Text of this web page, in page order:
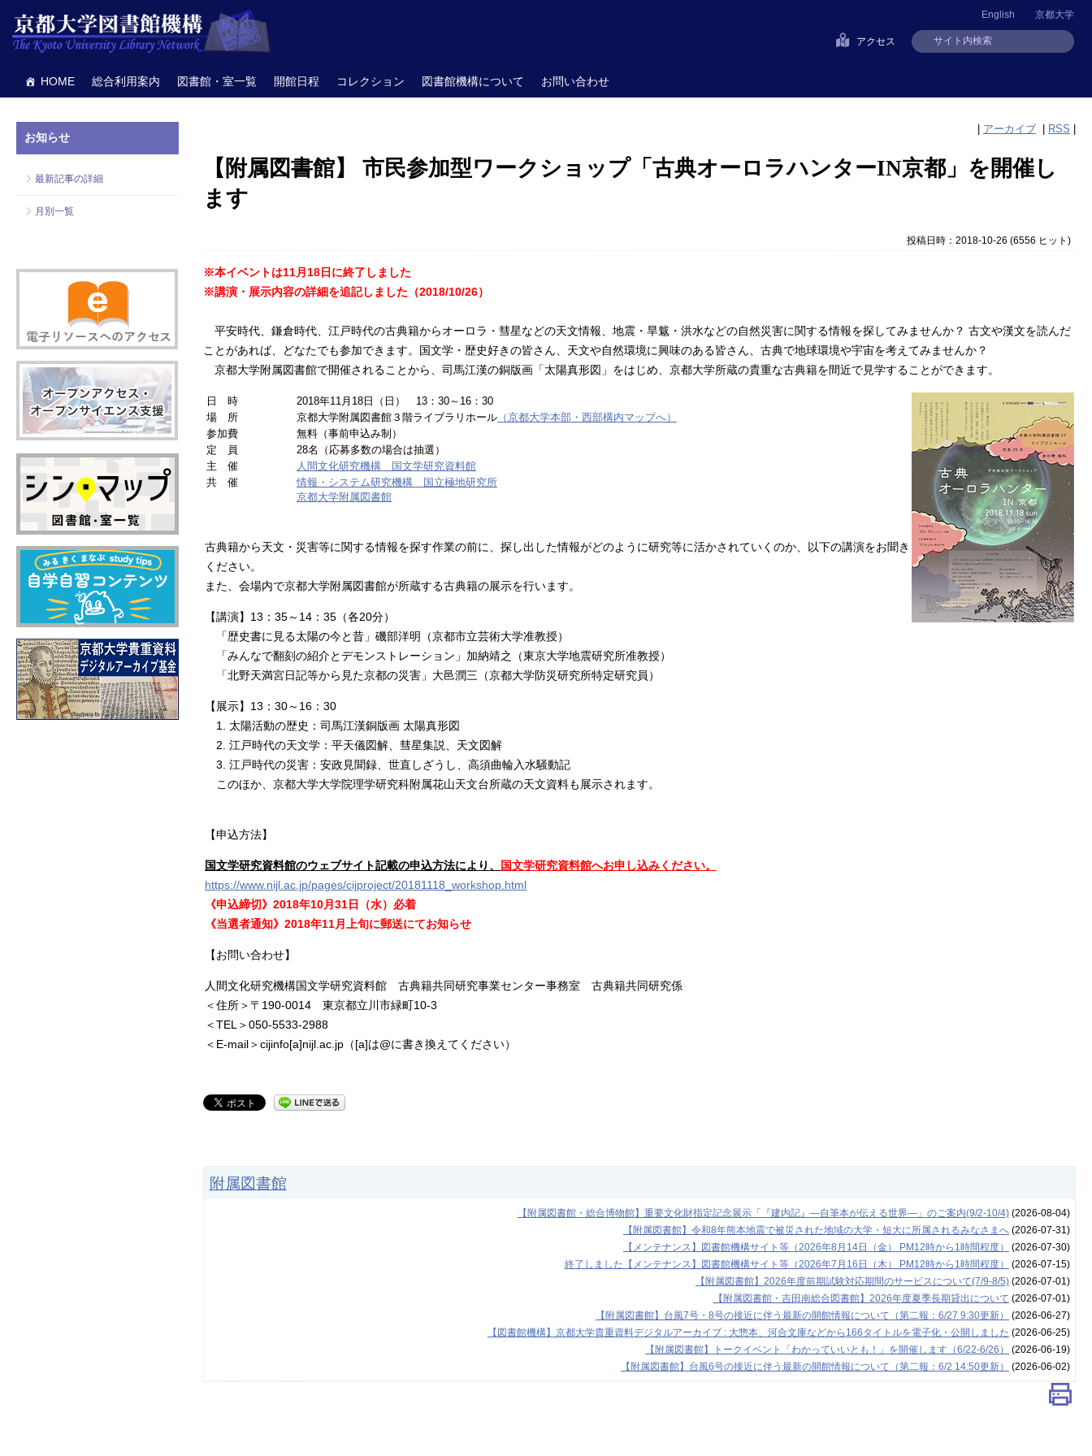
京都大学
English
アクセス
HOME 総合利用案内 図書館・室一覧 開館日程 コレクション 図書館機構について お問い合わせ
| アーカイブ | RSS |
【附属図書館】 市民参加型ワークショップ「古典オーロラハンターIN京都」を開催し
ます
投稿日時：2018-10-26 (6556 ヒット )
※本イベントは11月18日に終了しました
※講演・展示内容の詳細を追記しました（2018/10/26）
平安時代、鎌倉時代、江戸時代の古典籍からオーロラ・彗星などの天文情報、地震・旱魃・洪水などの自然災害に関する情報を探してみませんか？ 古文や漢文を読んだ
ことがあれば、どなたでも参加できます。国文学・歴史好きの皆さん、天文や自然環境に興味のある皆さん、古典で地球環境や宇宙を考えてみませんか？
京都大学附属図書館で開催されることから、司馬江漢の銅版画「太陽真形図」をはじめ、京都大学所蔵の貴重な古典籍を間近で見学することができます。
日 時
2018年11月18日（日） 13：30～16：30
場 所
京都大学附属図書館３階ライブラリホール （京都大学本部・西部構内マップへ）
参加費
無料（事前申込み制）
定 員
28名（応募多数の場合は抽選）
主 催
人間文化研究機構 国文学研究資料館
共 催
情報・システム研究機構 国立極地研究所
京都大学附属図書館
古典籍から天文・災害等に関する情報を探す作業の前に、探し出した情報がどのように研究等に活かされていくのか、以下の講演をお聞き
ください。
また、会場内で京都大学附属図書館が所蔵する古典籍の展示を行います。
【講演】13：35～14：35（各20分）
「歴史書に見る太陽の今と昔」磯部洋明（京都市立芸術大学准教授）
「みんなで翻刻の紹介とデモンストレーション」加納靖之（東京大学地震研究所准教授）
「北野天満宮日記等から見た京都の災害」大邑潤三（京都大学防災研究所特定研究員）
【展示】13：30～16：30
1. 太陽活動の歴史：司馬江漢銅版画 太陽真形図
2. 江戸時代の天文学：平天儀図解、彗星集説、天文図解
3. 江戸時代の災害：安政見聞録、世直しざうし、高須曲輪入水騒動記
このほか、京都大学大学院理学研究科附属花山天文台所蔵の天文資料も展示されます。
【申込方法】
国文学研究資料館のウェブサイト記載の申込方法により、
国文学研究資料館へお申し込みください。
https://www.nijl.ac.jp/pages/cijproject/20181118_workshop.html
《申込締切》2018年10月31日（水）必着
《当選者通知》2018年11月上旬に郵送にてお知らせ
【お問い合わせ】
人間文化研究機構国文学研究資料館 古典籍共同研究事業センター事務室 古典籍共同研究係
＜住所＞〒190-0014 東京都立川市緑町10-3
＜TEL＞050-5533-2988
＜E-mail＞cijinfo[a]nijl.ac.jp（[a]は@に書き換えてください）
附属図書館
【附属図書館・総合博物館】重要文化財指定記念展示「『建内記』―自筆本が伝える世界―」のご案内(9/2-10/4)(2026-08-04)
【附属図書館】令和8年熊本地震で被災された地域の大学・短大に所属されるみなさまへ(2026-07-31)
【メンテナンス】図書館機構サイト等（2026年8月14日（金） PM12時から1時間程度）
(2026-07-30)
終了しました【メンテナンス】図書館機構サイト等（2026年7月16日（木） PM12時から1時間程度）
(2026-07-15)
【附属図書館】2026年度前期試験対応期間のサービスについて(7/9-8/5)(2026-07-01)
【附属図書館・吉田南総合図書館】2026年度夏季長期貸出について (2026-07-01)
【附属図書館】台風7号・8号の接近に伴う最新の開館情報について（第二報：6/27 9:30更新）
(2026-06-27)
【図書館機構】京都大学貴重資料デジタルアーカイブ : 大惣本、河合文庫などから166タイトルを電子化・公開しました (2026-06-25)
【附属図書館】トークイベント「わかっていいとも！」を開催します（6/22-6/26）
(2026-06-19)
【附属図書館】台風6号の接近に伴う最新の開館情報について（第二報：6/2 14:50更新）
(2026-06-02)
お知らせ
最新記事の詳細
月別一覧